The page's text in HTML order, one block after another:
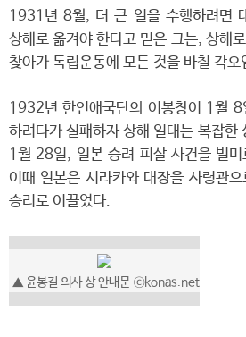
1931년 8월, 더 큰 일을 수행하려면
상해로 옮겨야 한다고 믿은 그는, 상해
찾아가 독립운동에 모든 것을 바칠 각오
1932년 한인애국단의 이봉창이 1월 8
하려다가 실패하자 상해 일대는 복잡한
1월 28일, 일본 승려 피살 사건을 빌
이때 일본은 시라카와 대장을 사령관
승리로 이끌었다.
▲윤봉길 의사 상 안내문ⓒkonas.net